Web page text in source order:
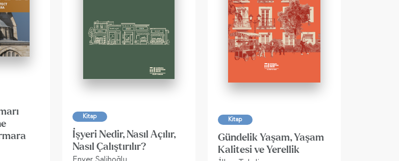
Kitap
İşyeri Nedir, Nasıl Açılır,
Nasıl Çalıştırılır?
Kitap
Gündelik Yaşam, Yaşam
Kalitesi ve Yerellik